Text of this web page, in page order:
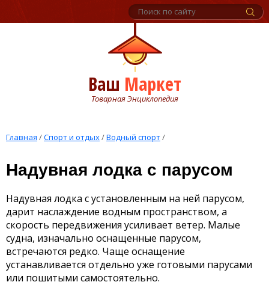
Ваш Маркет
Товарная Энциклопедия
Главная /Спорт и отдых/Водный спорт/
Надувная лодка с парусом
Надувная лодка с установленным на ней парусом,
дарит наслаждение водным пространством, а
скорость передвижения усиливает ветер. Малые
судна, изначально оснащенные парусом,
встречаются редко. Чаще оснащение
устанавливается отдельно уже готовыми парусами
или пошитыми самостоятельно.